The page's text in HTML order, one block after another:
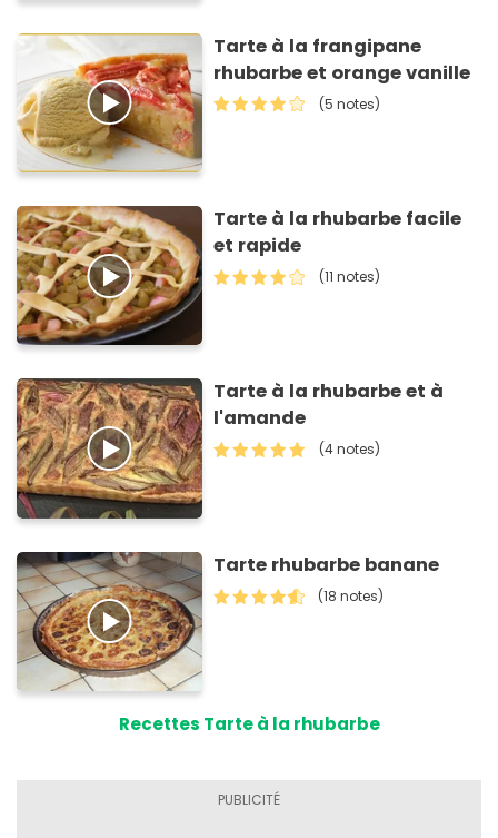
Tarte à la frangipane
rhubarbe et orange vanille
(5 notes)
Tarte à la rhubarbe facile
et rapide
(11 notes)
Tarte à la rhubarbe et à
l'amande
(4 notes)
Tarte rhubarbe banane
(18 notes)
Recettes Tarte à la rhubarbe